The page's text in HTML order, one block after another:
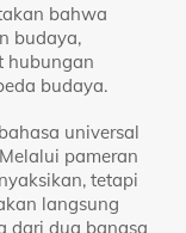
bahwa
budaya,
hubungan
budaya.
universal
pameran
tetapi
langsung
dari dua bangsa